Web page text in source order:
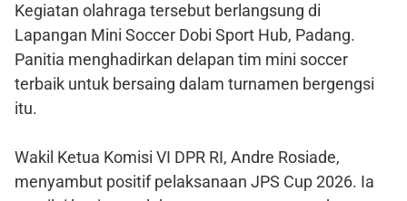
Kegiatan olahraga tersebut berlangsung di
Lapangan Mini Soccer Dobi Sport Hub, Padang.
Panitia menghadirkan delapan tim mini soccer
terbaik untuk bersaing dalam turnamen bergengsi
itu.
Wakil Ketua Komisi VI DPR RI, Andre Rosiade,
menyambut positif pelaksanaan JPS Cup 2026. Ia